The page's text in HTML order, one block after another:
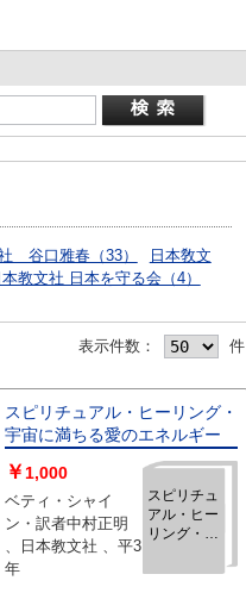
谷口雅春（33）
日本敎文
本教文社 日本を守る会（4）
表示件数： 件
スピリチュアル・ヒーリング・
宇宙に満ちる愛のエネルギー
スピリチュ
アル・ヒー
リング・宇
愛のエネル
￥ 1,000
ベティ・シャイ
ン・訳者中村正明
、日本教文社 、平3
年